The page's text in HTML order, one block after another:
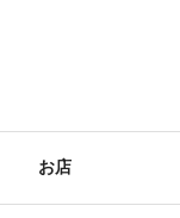
お店